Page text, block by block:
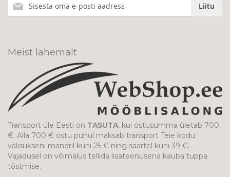
meie
Liitu
Meist lähemalt
Transport üle Eesti on TASUTA, kui ostusumma ületab 700
€. Alla 700 € ostu puhul maksab transport Teie kodu
välisukseni mandril kuni 25 € ning saartel kuni 39 €.
Vajadusel on võimalus tellida lisateenusena kauba tuppa
tõstmise.